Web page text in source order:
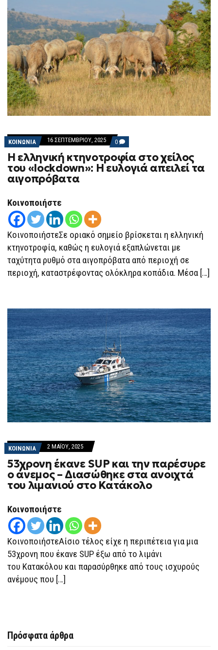
ΚΟΙΝΩΝΙΑ 16 ΣΕΠΤΕΜΒΡΊΟΥ, 2025 0 COMMENTS
ON
Η
ΕΛΛΗΝΙΚΉ
ΚΤΗΝΟΤΡΟΦΊΑ
ΑΙΓΟΠΡΌΒΑΤΑ
Η ελληνική κτηνοτροφία στο χείλος
του «lockdown»: Η ευλογιά απειλεί τα
αιγοπρόβατα
Κοινοποιήστε
ΚοινοποιήστεΣε οριακό σημείο βρίσκεται η ελληνική
κτηνοτροφία, καθώς η ευλογιά εξαπλώνεται με
ταχύτητα ρυθμό στα αιγοπρόβατα από περιοχή σε
περιοχή, καταστρέφοντας ολόκληρα κοπάδια. Μέσα […]
ΚΟΙΝΩΝΙΑ 2 ΜΑΪ́ΟΥ, 2025
53χρονη έκανε SUP και την παρέσυρε
ο άνεμος – Διασώθηκε στα ανοιχτά
του λιμανιού στο Κατάκολο
Κοινοποιήστε
ΚοινοποιήστεΑίσιο τέλος είχε η περιπέτεια για μια
53χρονη που έκανε SUP έξω από το λιμάνι
του Κατακόλου και παρασύρθηκε από τους ισχυρούς
ανέμους που […]
Πρόσφατα άρθρα